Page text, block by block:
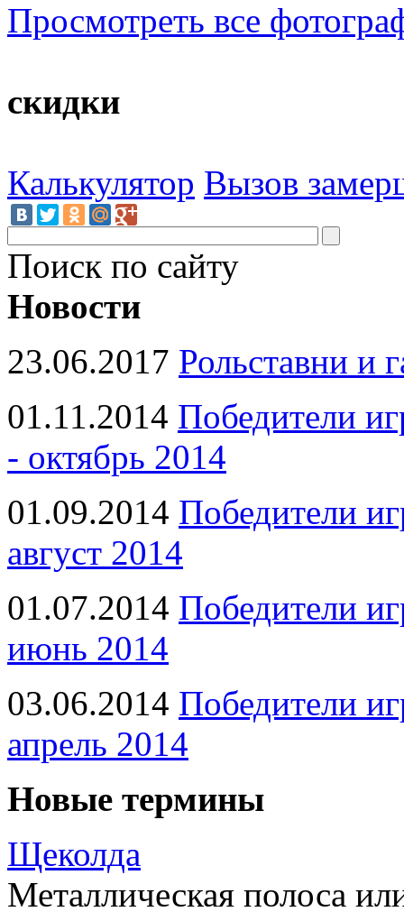
Просмотреть все
скидки
Калькулятор Вызов
Поиск по сайту
Новости
23.06.2017 Рольставни и
01.11.2014 Победители
- октябрь 2014
01.09.2014 Победители
август 2014
01.07.2014 Победители
июнь 2014
03.06.2014 Победители
апрель 2014
Новые термины
Щеколда
Металлическая полоса